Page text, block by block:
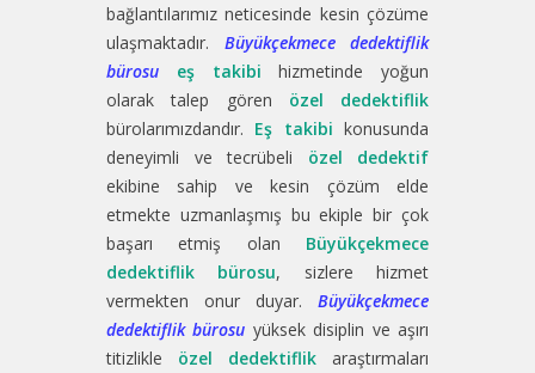
bağlantılarımız neticesinde kesin çözüme
ulaşmaktadır. Büyükçekmece dedektiflik
bürosu
eş takibi hizmetinde yoğun
olarak talep gören özel dedektiflik
bürolarımızdandır. Eş takibi konusunda
deneyimli ve tecrübeli özel dedektif
ekibine sahip ve kesin çözüm elde
etmekte uzmanlaşmış bu ekiple bir çok
başarı etmiş olan Büyükçekmece
dedektiflik bürosu, sizlere hizmet
vermekten onur duyar. Büyükçekmece
dedektiflik bürosu yüksek disiplin ve aşırı
titizlikle özel dedektiflik araştırmaları